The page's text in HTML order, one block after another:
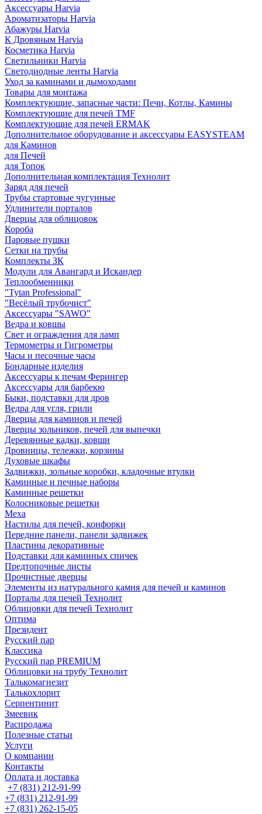
Аксессуары Harvia
Ароматизаторы Harvia
Абажуры Harvia
К Дровяным Harvia
Косметика Harvia
Светильники Harvia
Светодиодные ленты Harvia
Уход за каминами и дымоходами
Товары для монтажа
Комплектующие, запасные части: Печи, Котлы, Камины
Комплектующие для печей TMF
Комплектующие для печей ERMAK
Дополнительное оборудование и аксессуары EASYSTEAM
для Каминов
для Печей
для Топок
Дополнительная комплектация Технолит
Заряд для печей
Трубы стартовые чугунные
Удлинители порталов
Дверцы для облицовок
Короба
Паровые пушки
Сетки на трубы
Комплекты ЗК
Модули для Авангард и Искандер
Теплообменники
"Tytan Professional"
"Весёлый трубочист"
Аксессуары "SAWO"
Ведра и ковшы
Свет и ограждения для ламп
Термометры и Гигрометры
Часы и песочные часы
Бондарные изделия
Аксессуары к печам Ферингер
Аксессуары для барбекю
Быки, подставки для дров
Ведра для угля, грили
Дверцы для каминов и печей
Дверцы зольников, печей для выпечки
Деревянные кадки, ковши
Дровницы, тележки, корзины
Духовые шкафы
Задвижки, зольные коробки, кладочные втулки
Каминные и печные наборы
Каминные решетки
Колосниковые решетки
Меха
Настилы для печей, конфорки
Передние панели, панели задвижек
Пластины декоративные
Подставки для каминных спичек
Предтопочные листы
Прочистные дверцы
Элементы из натурального камня для печей и каминов
Порталы для печей Технолит
Облицовки для печей Технолит
Оптима
Президент
Русский пар
Классика
Русский пар PREMIUM
Облицовки на трубу Технолит
Талькомагнезит
Талькохлорит
Серпентинит
Змеевик
Распродажа
Полезные статьи
Услуги
О компании
Контакты
Оплата и доставка
+7 (831) 212-91-99
+7 (831) 212-91-99
+7 (831) 262-15-05